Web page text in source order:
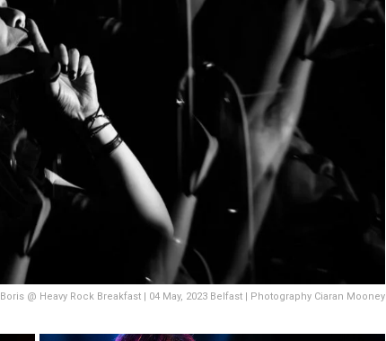
Boris @ Heavy Rock Breakfast | 04 May, 2023 Belfast | Photography Ciaran Mooney